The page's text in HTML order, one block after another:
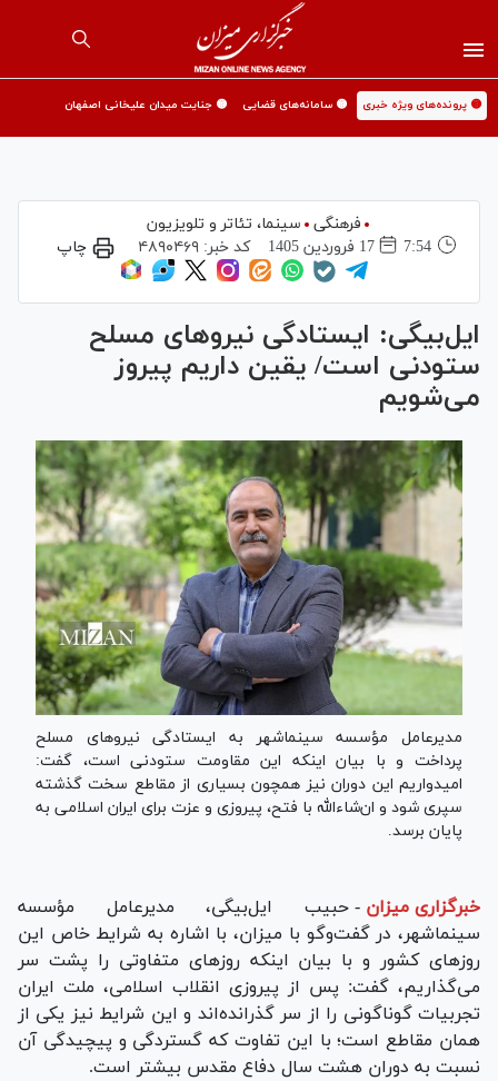
🟡 پرونده‌های ویژه خبری 🟡 سامانه‌های قضایی 🟡 جنایت میدان علیخانی اصفهان
فرهنگی
سینما،‌ تئاتر و تلویزیون
7:54
17 فروردين 1405 کد خبر:۴۸۹۰۴۶۹ چاپ
ایل‌بیگی: ایستادگی نیروهای مسلح
ستودنی است/ یقین داریم پیروز
می‌شویم
مدیرعامل مؤسسه سینماشهر به ایستادگی نیروهای مسلح
پرداخت و با بیان اینکه این مقاومت ستودنی است، گفت:
امیدواریم این دوران نیز همچون بسیاری از مقاطع سخت گذشته
سپری شود و ان‌شاءالله با فتح، پیروزی و عزت برای ایران اسلامی به
پایان برسد.
خبرگزاری میزان - حبیب ایل‌بیگی، مدیرعامل مؤسسه
سینماشهر، در گفت‌وگو با میزان، با اشاره به شرایط خاص این
روزهای کشور و با بیان اینکه روزهای متفاوتی را پشت سر
می‌گذاریم، گفت: پس از پیروزی انقلاب اسلامی، ملت ایران
تجربیات گوناگونی را از سر گذرانده‌اند و این شرایط نیز یکی از
همان مقاطع است؛ با این تفاوت که گستردگی و پیچیدگی آن
نسبت به دوران هشت سال دفاع مقدس بیشتر است.